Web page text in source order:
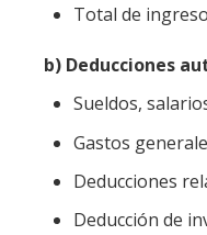
Total de
b) Deducciones
Sueldos,
Gastos
Deducciones
Deducción de